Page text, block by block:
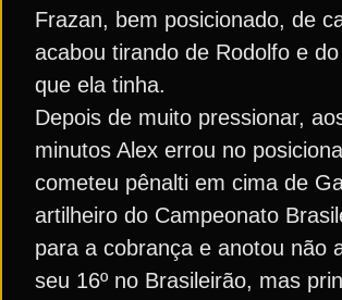
Frazan, bem posicionado, de
acabou tirando de Rodolfo e
que ela tinha.
Depois de muito pressionar,
minutos Alex errou no
cometeu pênalti em cima de
artilheiro do Campeonato
para a cobrança e anotou não
seu 16º no Brasileirão, mas